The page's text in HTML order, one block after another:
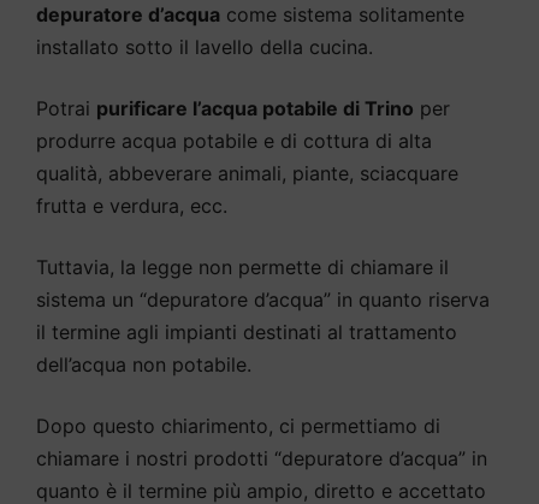
depuratore d’acqua come sistema solitamente
installato sotto il lavello della cucina.
Potrai purificare l’acqua potabile di Trino per
produrre acqua potabile e di cottura di alta
qualità, abbeverare animali, piante, sciacquare
frutta e verdura, ecc.
Tuttavia, la legge non permette di chiamare il
sistema un “depuratore d’acqua” in quanto riserva
il termine agli impianti destinati al trattamento
dell’acqua non potabile.
Dopo questo chiarimento, ci permettiamo di
chiamare i nostri prodotti “depuratore d’acqua” in
quanto è il termine più ampio, diretto e accettato